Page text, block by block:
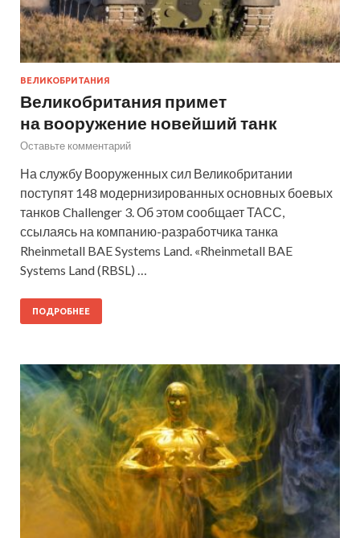
ВЕЛИКОБРИТАНИЯ
Великобритания примет
на вооружение новейший танк
Оставьте комментарий
На службу Вооруженных сил Великобритании
поступят 148 модернизированных основных боевых
танков Challenger 3. Об этом сообщает ТАСС,
ссылаясь на компанию-разработчика танка
Rheinmetall BAE Systems Land. «Rheinmetall BAE
Systems Land (RBSL) …
ПОДРОБНЕЕ